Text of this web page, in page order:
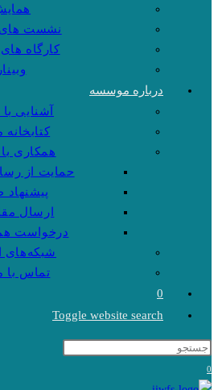
نشست
کارگاه
درباره موسسه
آشنایی
همکاری
حمایت از
ارسال
درخواست
شبکه‌های
تماس
0
Toggle website search
0